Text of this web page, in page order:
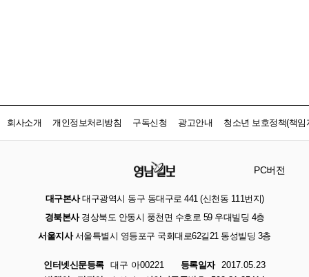
회사소개 개인정보처리방침 구독신청 광고안내 청소년 보호정책(책임
PC버전
대구본사대구광역시 동구 동대구로 441 (신천동 111번지)
경북본사경상북도 안동시 풍천면 수호로 59 우대빌딩 4층
서울지사서울특별시 영등포구 국회대로62길21 동성빌딩 3층
인터넷신문등록 대구 아00221 등록일자
2017.05.23